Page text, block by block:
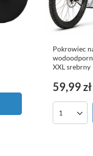
Pokrowiec
XXL srebrny
59,99 zł
Ilość